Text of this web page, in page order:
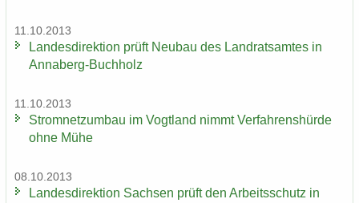
11.10.2013
Lan­des­di­rek­ti­on prüft Neu­bau des Land­rats­am­tes in
Annaberg-​Buchholz
11.10.2013
Strom­netz­um­bau im Vogt­land nimmt Ver­fah­rens­hür­de
ohne Mühe
08.10.2013
Lan­des­di­rek­ti­on Sach­sen prüft den Ar­beits­schutz in